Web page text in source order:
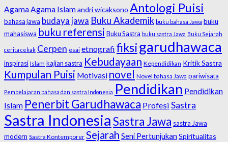
AgamaAgama Islamandri wicaksono Antologi Puisi
bahasa jawa budaya jawa Buku Akademik buku bahasa Jawa buku
mahasiswa buku referensi Buku Sastra buku sastra Jawa Buku Sejarah
cerita cekak Cerpen esai etnografi fiksigarudhawaca
inspirasi Islam kajian sastra Kebudayaan Kependidikan Kritik Sastra
Kumpulan Puisi Motivasi novel Novel bahasa Jawa pariwisata
Pembelajaran bahasa dan sastra Indonesia Pendidikan Pendidikan
Islam Penerbit Garudhawaca Profesi Sastra
Sastra IndonesiaSastra Jawa sastra Jawa
modern Sastra Kontemporer Sejarah Seni Pertunjukan Spiritualitas